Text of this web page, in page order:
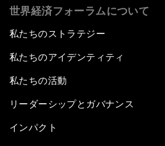
世界経済フォーラムについて
私たちのストラテジー
私たちのアイデンティティ
私たちの活動
リーダーシップとガバナンス
インパクト